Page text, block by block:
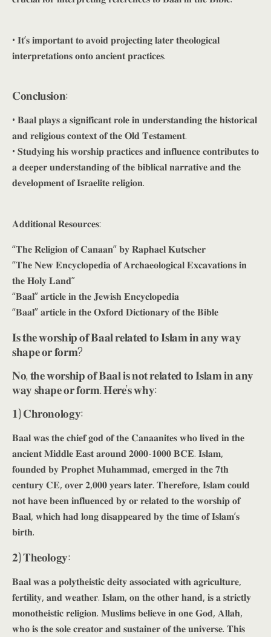
• 𝐈𝐭’𝐬 𝐢𝐦𝐩𝐨𝐫𝐭𝐚𝐧𝐭 𝐭𝐨 𝐚𝐯𝐨𝐢𝐝 𝐩𝐫𝐨𝐣𝐞𝐜𝐭𝐢𝐧𝐠 𝐥𝐚𝐭𝐞𝐫 𝐭𝐡𝐞𝐨𝐥𝐨𝐠𝐢𝐜𝐚𝐥
𝐢𝐧𝐭𝐞𝐫𝐩𝐫𝐞𝐭𝐚𝐭𝐢𝐨𝐧𝐬 𝐨𝐧𝐭𝐨 𝐚𝐧𝐜𝐢𝐞𝐧𝐭 𝐩𝐫𝐚𝐜𝐭𝐢𝐜𝐞𝐬.
𝐂𝐨𝐧𝐜𝐥𝐮𝐬𝐢𝐨𝐧:
• 𝐁𝐚𝐚𝐥 𝐩𝐥𝐚𝐲𝐬 𝐚 𝐬𝐢𝐠𝐧𝐢𝐟𝐢𝐜𝐚𝐧𝐭 𝐫𝐨𝐥𝐞 𝐢𝐧 𝐮𝐧𝐝𝐞𝐫𝐬𝐭𝐚𝐧𝐝𝐢𝐧𝐠 𝐭𝐡𝐞 𝐡𝐢𝐬𝐭𝐨𝐫𝐢𝐜𝐚𝐥
𝐚𝐧𝐝 𝐫𝐞𝐥𝐢𝐠𝐢𝐨𝐮𝐬 𝐜𝐨𝐧𝐭𝐞𝐱𝐭 𝐨𝐟 𝐭𝐡𝐞 𝐎𝐥𝐝 𝐓𝐞𝐬𝐭𝐚𝐦𝐞𝐧𝐭.
• 𝐒𝐭𝐮𝐝𝐲𝐢𝐧𝐠 𝐡𝐢𝐬 𝐰𝐨𝐫𝐬𝐡𝐢𝐩 𝐩𝐫𝐚𝐜𝐭𝐢𝐜𝐞𝐬 𝐚𝐧𝐝 𝐢𝐧𝐟𝐥𝐮𝐞𝐧𝐜𝐞 𝐜𝐨𝐧𝐭𝐫𝐢𝐛𝐮𝐭𝐞𝐬 𝐭𝐨
𝐚 𝐝𝐞𝐞𝐩𝐞𝐫 𝐮𝐧𝐝𝐞𝐫𝐬𝐭𝐚𝐧𝐝𝐢𝐧𝐠 𝐨𝐟 𝐭𝐡𝐞 𝐛𝐢𝐛𝐥𝐢𝐜𝐚𝐥 𝐧𝐚𝐫𝐫𝐚𝐭𝐢𝐯𝐞 𝐚𝐧𝐝 𝐭𝐡𝐞
𝐝𝐞𝐯𝐞𝐥𝐨𝐩𝐦𝐞𝐧𝐭 𝐨𝐟 𝐈𝐬𝐫𝐚𝐞𝐥𝐢𝐭𝐞 𝐫𝐞𝐥𝐢𝐠𝐢𝐨𝐧.
𝐀𝐝𝐝𝐢𝐭𝐢𝐨𝐧𝐚𝐥 𝐑𝐞𝐬𝐨𝐮𝐫𝐜𝐞𝐬:
“𝐓𝐡𝐞 𝐑𝐞𝐥𝐢𝐠𝐢𝐨𝐧 𝐨𝐟 𝐂𝐚𝐧𝐚𝐚𝐧” 𝐛𝐲 𝐑𝐚𝐩𝐡𝐚𝐞𝐥 𝐊𝐮𝐭𝐬𝐜𝐡𝐞𝐫
“𝐓𝐡𝐞 𝐍𝐞𝐰 𝐄𝐧𝐜𝐲𝐜𝐥𝐨𝐩𝐞𝐝𝐢𝐚 𝐨𝐟 𝐀𝐫𝐜𝐡𝐚𝐞𝐨𝐥𝐨𝐠𝐢𝐜𝐚𝐥 𝐄𝐱𝐜𝐚𝐯𝐚𝐭𝐢𝐨𝐧𝐬 𝐢𝐧
𝐭𝐡𝐞 𝐇𝐨𝐥𝐲 𝐋𝐚𝐧𝐝”
“𝐁𝐚𝐚𝐥” 𝐚𝐫𝐭𝐢𝐜𝐥𝐞 𝐢𝐧 𝐭𝐡𝐞 𝐉𝐞𝐰𝐢𝐬𝐡 𝐄𝐧𝐜𝐲𝐜𝐥𝐨𝐩𝐞𝐝𝐢𝐚
“𝐁𝐚𝐚𝐥” 𝐚𝐫𝐭𝐢𝐜𝐥𝐞 𝐢𝐧 𝐭𝐡𝐞 𝐎𝐱𝐟𝐨𝐫𝐝 𝐃𝐢𝐜𝐭𝐢𝐨𝐧𝐚𝐫𝐲 𝐨𝐟 𝐭𝐡𝐞 𝐁𝐢𝐛𝐥𝐞
𝐈𝐬 𝐭𝐡𝐞 𝐰𝐨𝐫𝐬𝐡𝐢𝐩 𝐨𝐟 𝐁𝐚𝐚𝐥 𝐫𝐞𝐥𝐚𝐭𝐞𝐝 𝐭𝐨 𝐈𝐬𝐥𝐚𝐦 𝐢𝐧 𝐚𝐧𝐲 𝐰𝐚𝐲
𝐬𝐡𝐚𝐩𝐞 𝐨𝐫 𝐟𝐨𝐫𝐦?
𝐍𝐨, 𝐭𝐡𝐞 𝐰𝐨𝐫𝐬𝐡𝐢𝐩 𝐨𝐟 𝐁𝐚𝐚𝐥 𝐢𝐬 𝐧𝐨𝐭 𝐫𝐞𝐥𝐚𝐭𝐞𝐝 𝐭𝐨 𝐈𝐬𝐥𝐚𝐦 𝐢𝐧 𝐚𝐧𝐲
𝐰𝐚𝐲 𝐬𝐡𝐚𝐩𝐞 𝐨𝐫 𝐟𝐨𝐫𝐦. 𝐇𝐞𝐫𝐞’𝐬 𝐰𝐡𝐲:
𝟏) 𝐂𝐡𝐫𝐨𝐧𝐨𝐥𝐨𝐠𝐲:
𝐁𝐚𝐚𝐥 𝐰𝐚𝐬 𝐭𝐡𝐞 𝐜𝐡𝐢𝐞𝐟 𝐠𝐨𝐝 𝐨𝐟 𝐭𝐡𝐞 𝐂𝐚𝐧𝐚𝐚𝐧𝐢𝐭𝐞𝐬 𝐰𝐡𝐨 𝐥𝐢𝐯𝐞𝐝 𝐢𝐧 𝐭𝐡𝐞
𝐚𝐧𝐜𝐢𝐞𝐧𝐭 𝐌𝐢𝐝𝐝𝐥𝐞 𝐄𝐚𝐬𝐭 𝐚𝐫𝐨𝐮𝐧𝐝 𝟐𝟎𝟎𝟎-𝟏𝟎𝟎𝟎 𝐁𝐂𝐄. 𝐈𝐬𝐥𝐚𝐦,
𝐟𝐨𝐮𝐧𝐝𝐞𝐝 𝐛𝐲 𝐏𝐫𝐨𝐩𝐡𝐞𝐭 𝐌𝐮𝐡𝐚𝐦𝐦𝐚𝐝, 𝐞𝐦𝐞𝐫𝐠𝐞𝐝 𝐢𝐧 𝐭𝐡𝐞 𝟕𝐭𝐡
𝐜𝐞𝐧𝐭𝐮𝐫𝐲 𝐂𝐄, 𝐨𝐯𝐞𝐫 𝟐,𝟎𝟎𝟎 𝐲𝐞𝐚𝐫𝐬 𝐥𝐚𝐭𝐞𝐫. 𝐓𝐡𝐞𝐫𝐞𝐟𝐨𝐫𝐞, 𝐈𝐬𝐥𝐚𝐦 𝐜𝐨𝐮𝐥𝐝
𝐧𝐨𝐭 𝐡𝐚𝐯𝐞 𝐛𝐞𝐞𝐧 𝐢𝐧𝐟𝐥𝐮𝐞𝐧𝐜𝐞𝐝 𝐛𝐲 𝐨𝐫 𝐫𝐞𝐥𝐚𝐭𝐞𝐝 𝐭𝐨 𝐭𝐡𝐞 𝐰𝐨𝐫𝐬𝐡𝐢𝐩 𝐨𝐟
𝐁𝐚𝐚𝐥, 𝐰𝐡𝐢𝐜𝐡 𝐡𝐚𝐝 𝐥𝐨𝐧𝐠 𝐝𝐢𝐬𝐚𝐩𝐩𝐞𝐚𝐫𝐞𝐝 𝐛𝐲 𝐭𝐡𝐞 𝐭𝐢𝐦𝐞 𝐨𝐟 𝐈𝐬𝐥𝐚𝐦’𝐬
𝐛𝐢𝐫𝐭𝐡.
𝟐) 𝐓𝐡𝐞𝐨𝐥𝐨𝐠𝐲:
𝐁𝐚𝐚𝐥 𝐰𝐚𝐬 𝐚 𝐩𝐨𝐥𝐲𝐭𝐡𝐞𝐢𝐬𝐭𝐢𝐜 𝐝𝐞𝐢𝐭𝐲 𝐚𝐬𝐬𝐨𝐜𝐢𝐚𝐭𝐞𝐝 𝐰𝐢𝐭𝐡 𝐚𝐠𝐫𝐢𝐜𝐮𝐥𝐭𝐮𝐫𝐞,
𝐟𝐞𝐫𝐭𝐢𝐥𝐢𝐭𝐲, 𝐚𝐧𝐝 𝐰𝐞𝐚𝐭𝐡𝐞𝐫. 𝐈𝐬𝐥𝐚𝐦, 𝐨𝐧 𝐭𝐡𝐞 𝐨𝐭𝐡𝐞𝐫 𝐡𝐚𝐧𝐝, 𝐢𝐬 𝐚 𝐬𝐭𝐫𝐢𝐜𝐭𝐥𝐲
𝐦𝐨𝐧𝐨𝐭𝐡𝐞𝐢𝐬𝐭𝐢𝐜 𝐫𝐞𝐥𝐢𝐠𝐢𝐨𝐧. 𝐌𝐮𝐬𝐥𝐢𝐦𝐬 𝐛𝐞𝐥𝐢𝐞𝐯𝐞 𝐢𝐧 𝐨𝐧𝐞 𝐆𝐨𝐝, 𝐀𝐥𝐥𝐚𝐡,
𝐰𝐡𝐨 𝐢𝐬 𝐭𝐡𝐞 𝐬𝐨𝐥𝐞 𝐜𝐫𝐞𝐚𝐭𝐨𝐫 𝐚𝐧𝐝 𝐬𝐮𝐬𝐭𝐚𝐢𝐧𝐞𝐫 𝐨𝐟 𝐭𝐡𝐞 𝐮𝐧𝐢𝐯𝐞𝐫𝐬𝐞. 𝐓𝐡𝐢𝐬